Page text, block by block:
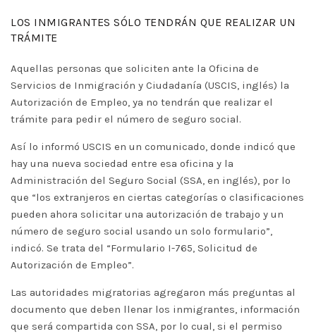
LOS INMIGRANTES SÓLO TENDRÁN QUE REALIZAR UN
TRÁMITE
Aquellas personas que soliciten ante la Oficina de
Servicios de Inmigración y Ciudadanía (USCIS, inglés) la
Autorización de Empleo, ya no tendrán que realizar el
trámite para pedir el número de seguro social.
Así lo informó USCIS en un comunicado, donde indicó que
hay una nueva sociedad entre esa oficina y la
Administración del Seguro Social (SSA, en inglés), por lo
que “los extranjeros en ciertas categorías o clasificaciones
pueden ahora solicitar una autorización de trabajo y un
número de seguro social usando un solo formulario”,
indicó. Se trata del “Formulario I-765, Solicitud de
Autorización de Empleo”.
Las autoridades migratorias agregaron más preguntas al
documento que deben llenar los inmigrantes, información
que será compartida con SSA, por lo cual, si el permiso